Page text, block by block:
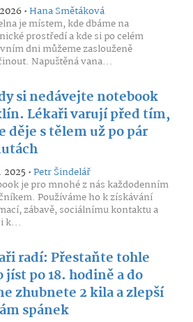
•Hana Smětáková
je místem, kde dbáme na
prostředí a kde si po celém
dni můžeme zaslouženě
Napuštěná vana...
si nedávejte notebook
Lékaři varují před tím,
děje s tělem už po pár
2025 •Petr Šindelář
je pro mnohé z nás každodenním
Používáme ho k získávání
zábavě, sociálnímu kontaktu a
k...
radí: Přestaňte tohle
po 18. hodině a do
zhubnete 2 kila a zlepší
spánek